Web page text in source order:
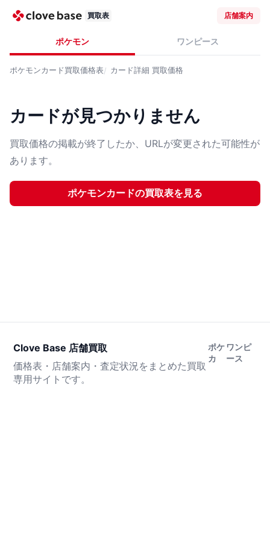
買取表 店舗案内
ポケモン ワンピース
ポケモンカード買取価格表 カード詳細 買取価格
カードが見つかりません
買取価格の掲載が終了したか、URLが変更された可能性が
あります。
ポケモンカードの買取表を見る
Clove Base 店舗買取
価格表・店舗案内・査定状況をまとめた買取
専用サイトです。
ポケ
カ
ワンピ
ース